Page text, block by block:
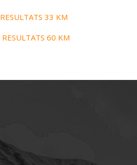
RESULTATS 33 KM
RESULTATS 60 KM